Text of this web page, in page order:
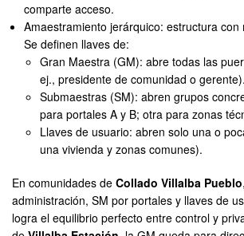
comparte acceso.
Amaestramiento jerárquico: estructura con
Se definen llaves de:
Gran Maestra (GM): abre todas las
ej., presidente de comunidad o gerente).
Submaestras (SM): abren grupos
para portales A y B; otra para zonas
Llaves de usuario: abren solo una o
una vivienda y zonas comunes).
En comunidades de Collado Villalba Pueblo
administración, SM por portales y llaves de
logra el equilibrio perfecto entre control y